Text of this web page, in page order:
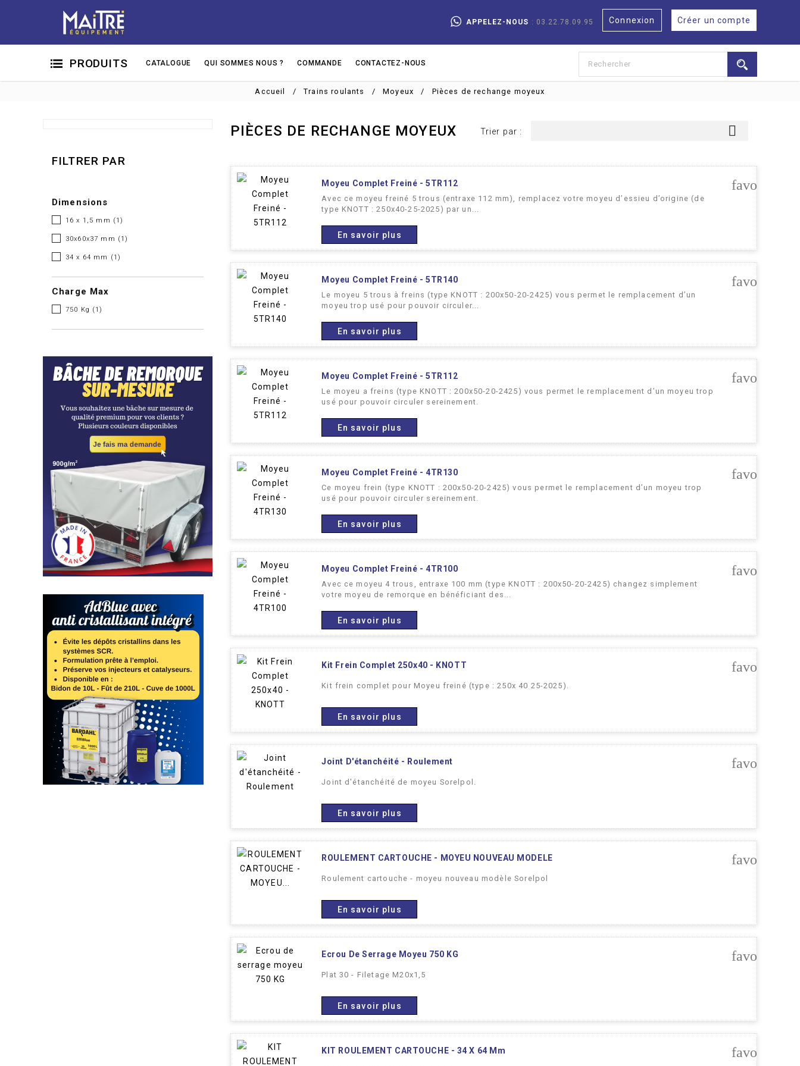
Créer un compte
Connexion
APPELEZ-NOUS : 03.22.78.09.95
PRODUITS CATALOGUE QUI SOMMES NOUS ? COMMANDE CONTACTEZ-NOUS
Accueil Trains roulants Moyeux Pièces de rechange moyeux
FILTRER PAR
Dimensions
16 x 1,5 mm (1)
30x60x37 mm (1)
34 x 64 mm (1)
Charge Max
750 Kg (1)
PIÈCES DE RECHANGE MOYEUX Trier par : 
Moyeu Complet Freiné - 5TR112
Avec ce moyeu freiné 5 trous (entraxe 112 mm), remplacez votre moyeu d’essieu d’origine (de
type KNOTT : 250x40-25-2025) par un...
En savoir plus
Moyeu Complet Freiné - 5TR140
Le moyeu 5 trous à freins (type KNOTT : 200x50-20-2425) vous permet le remplacement d’un
moyeu trop usé pour pouvoir circuler...
En savoir plus
Moyeu Complet Freiné - 5TR112
Le moyeu a freins (type KNOTT : 200x50-20-2425) vous permet le remplacement d’un moyeu trop
usé pour pouvoir circuler sereinement.
En savoir plus
Moyeu Complet Freiné - 4TR130
Ce moyeu frein (type KNOTT : 200x50-20-2425) vous permet le remplacement d’un moyeu trop
usé pour pouvoir circuler sereinement.
En savoir plus
Moyeu Complet Freiné - 4TR100
Avec ce moyeu 4 trous, entraxe 100 mm (type KNOTT : 200x50-20-2425) changez simplement
votre moyeu de remorque en bénéficiant des...
En savoir plus
Kit Frein Complet 250x40 - KNOTT
Kit frein complet pour Moyeu freiné (type : 250x 40 25-2025).
En savoir plus
Joint D'étanchéité - Roulement
Joint d'étanchéité de moyeu Sorelpol.
En savoir plus
ROULEMENT CARTOUCHE - MOYEU NOUVEAU MODELE
Roulement cartouche - moyeu nouveau modèle Sorelpol
En savoir plus
Ecrou De Serrage Moyeu 750 KG
Plat 30 - Filetage M20x1,5
En savoir plus
KIT ROULEMENT CARTOUCHE - 34 X 64 Mm